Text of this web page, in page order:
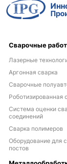
Сварочные
Лазерные
Аргонная сварка
Сварочные
Роботизированная
Система оценки
соединений
Сварка полимеров
Оборудование для
постов